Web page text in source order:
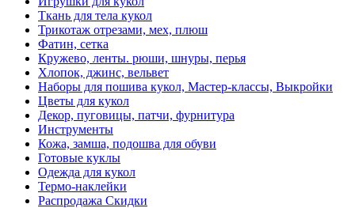
Ткань для тела кукол
Трикотаж отрезами, мех, плюш
Фатин, сетка
Кружево, ленты. рюши, шнуры, перья
Хлопок, джинс, вельвет
Наборы для пошива кукол, Мастер-классы, Выкройки
Цветы для кукол
Декор, пуговицы, патчи, фурнитура
Инструменты
Кожа, замша, подошва для обуви
Готовые куклы
Одежда для кукол
Термо-наклейки
Распродажа Скидки